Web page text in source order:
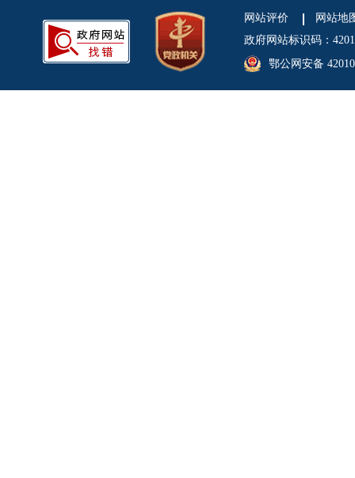
网站评价
网站地
政府网站标识码：
鄂公网安备